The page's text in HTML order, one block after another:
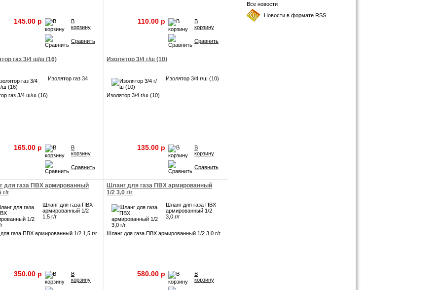
145.00 p
В
корзину
Сравнить
110.00 p
В
корзину
Сравнить
газ 3/4 ш/ш (16)
газ 3/4 ш/ш (16)
Изолятор газ 34
165.00 p
В
корзину
Сравнить
Изолятор 3/4 г/ш (10)
Изолятор 3/4 г/ш (10)
Изолятор 3/4 г/ш (10)
135.00 p
В
корзину
Сравнить
для газа ПВХ армированный
г/г
Шланг для газа ПВХ
армированный 1/2
1,5 г/г
газа ПВХ армированный 1/2 1,5 г/г
350.00 p
В
корзину
Шланг для газа ПВХ армированный
1/2 3,0 г/г
Шланг для газа ПВХ
армированный 1/2
3,0 г/г
Шланг для газа ПВХ армированный 1/2 3,0 г/г
580.00 p
В
корзину
Все новости
Новости в формате RSS